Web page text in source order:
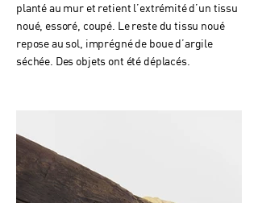
planté au mur et retient l’extrémité d’un tissu
noué, essoré, coupé. Le reste du tissu noué
repose au sol, imprégné de boue d’argile
séchée. Des objets ont été déplacés.